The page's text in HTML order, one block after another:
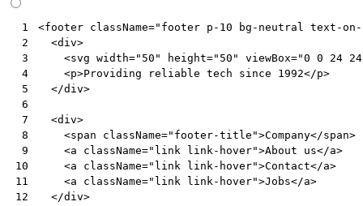
1
2
3
4
5
6
7
8
9
10
11
12
<footer className="footer p-10 bg-neutral text-
<div>
<svg width="50" height="50" viewBox="0 0 24
<p>Providing reliable tech since 1992</p>
</div>
<div>
<span className="footer-title">Company</span>
<a className="link link-hover">About us</a>
<a className="link link-hover">Contact</a>
<a className="link link-hover">Jobs</a>
</div>